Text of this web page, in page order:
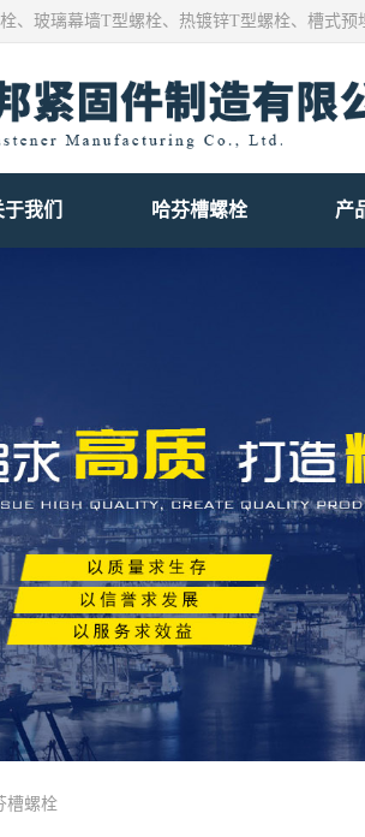
、玻璃幕墙T型螺栓、热镀锌T型螺栓、槽式预
于我们 哈芬槽螺栓 产
槽螺栓